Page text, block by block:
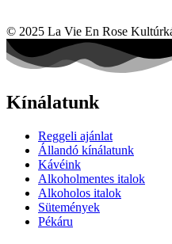
© 2025 La Vie En Rose
Kínálatunk
Reggeli ajánlat
Állandó kínálatunk
Kávéink
Alkoholmentes italok
Alkoholos italok
Sütemények
Pékáru